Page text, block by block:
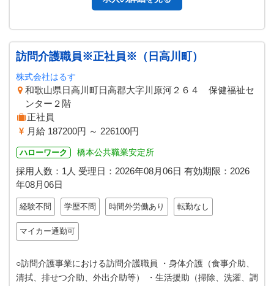
訪問介護職員※正社員※（日高川町）
株式会社はるす
和歌山県日高川町日高郡大字川原河２６４ 保健福祉セ
ンター２階
正社員
月給 187200円 ～ 226100円
ハローワーク 橋本公共職業安定所
採用人数：1人 受理日： 2026年08月06日 有効期限： 2026
年08月06日
経験不問 学歴不問 時間外労働あり 転勤なし
マイカー通勤可
○訪問介護事業における訪問介護職員 ・身体介護（食事介助、
清拭、排せつ介助、外出介助等） ・生活援助（掃除、洗濯、調